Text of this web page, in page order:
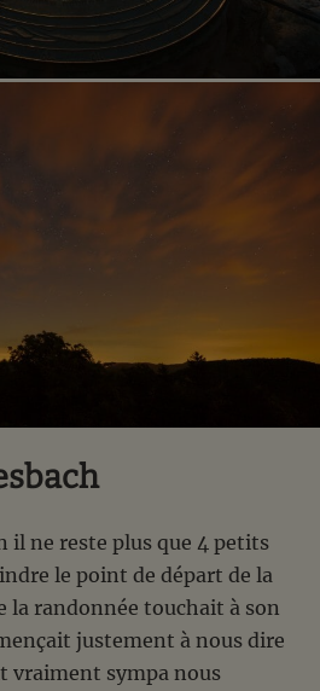
il ne reste plus que 4 petits
le point de départ de la
la randonnée touchait à son
justement à nous dire
vraiment sympa nous